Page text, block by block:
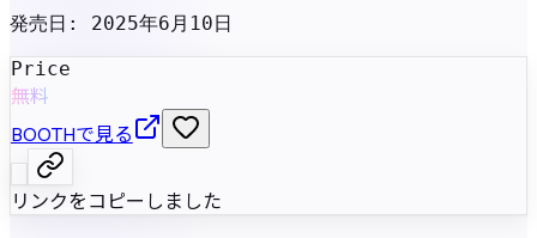
発売日 :
2025年6月10日
Price
無料
BOOTHで見る
リンクをコピーしました